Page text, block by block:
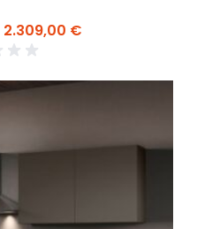
2.309,00 €